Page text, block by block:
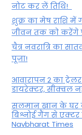
नोट कर लें तिथि!
शुक्र का मेष राशि में
जीवन तक को करेंगे
चैत्र नवरात्रि का
पूजा!
आवारापन 2 का
डायरेक्टर, सीक्वल
सलमान खान के घर
बिश्नोई गैंग से एक्टर
Navbharat Times